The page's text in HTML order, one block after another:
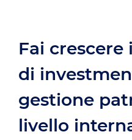
Fai
di
gestione
livello